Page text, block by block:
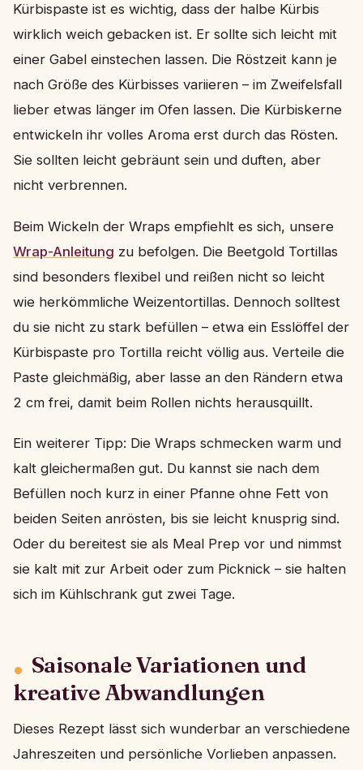
Kürbispaste ist es wichtig, dass der halbe Kürbis
wirklich weich gebacken ist. Er sollte sich leicht mit
einer Gabel einstechen lassen. Die Röstzeit kann je
nach Größe des Kürbisses variieren – im Zweifelsfall
lieber etwas länger im Ofen lassen. Die Kürbiskerne
entwickeln ihr volles Aroma erst durch das Rösten.
Sie sollten leicht gebräunt sein und duften, aber
nicht verbrennen.
Beim Wickeln der Wraps empfiehlt es sich, unsere
Wrap-Anleitung zu befolgen. Die Beetgold Tortillas
sind besonders flexibel und reißen nicht so leicht
wie herkömmliche Weizentortillas. Dennoch solltest
du sie nicht zu stark befüllen – etwa ein Esslöffel der
Kürbispaste pro Tortilla reicht völlig aus. Verteile die
Paste gleichmäßig, aber lasse an den Rändern etwa
2 cm frei, damit beim Rollen nichts herausquillt.
Ein weiterer Tipp: Die Wraps schmecken warm und
kalt gleichermaßen gut. Du kannst sie nach dem
Befüllen noch kurz in einer Pfanne ohne Fett von
beiden Seiten anrösten, bis sie leicht knusprig sind.
Oder du bereitest sie als Meal Prep vor und nimmst
sie kalt mit zur Arbeit oder zum Picknick – sie halten
sich im Kühlschrank gut zwei Tage.
Saisonale Variationen und
kreative Abwandlungen
Dieses Rezept lässt sich wunderbar an verschiedene
Jahreszeiten und persönliche Vorlieben anpassen.